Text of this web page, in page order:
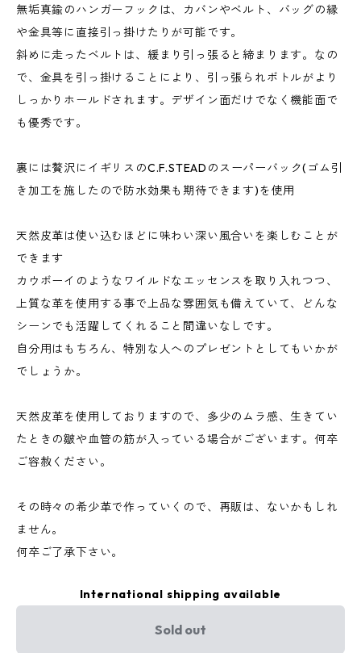
無垢真鍮のハンガーフックは、カバンやベルト、バッグの縁
や金具等に直接引っ掛けたりが可能です。
斜めに走ったベルトは、緩まり引っ張ると締まります。なの
で、金具を引っ掛けることにより、引っ張られボトルがより
しっかりホールドされます。デザイン面だけでなく機能面で
も優秀です。
裏には贅沢にイギリスのC.F.STEADのスーパーバック(ゴム引
き加工を施したので防水効果も期待できます)を使用
天然皮革は使い込むほどに味わい深い風合いを楽しむことが
できます
カウボーイのようなワイルドなエッセンスを取り入れつつ、
上質な革を使用する事で上品な雰囲気も備えていて、どんな
シーンでも活躍してくれること間違いなしです。
自分用はもちろん、特別な人へのプレゼントとしてもいかが
でしょうか。
天然皮革を使用しておりますので、多少のムラ感、生きてい
たときの皺や血管の筋が入っている場合がございます。何卒
ご容赦ください。
その時々の希少革で作っていくので、再販は、ないかもしれ
ません。
何卒ご了承下さい。
International shipping available
Sold out